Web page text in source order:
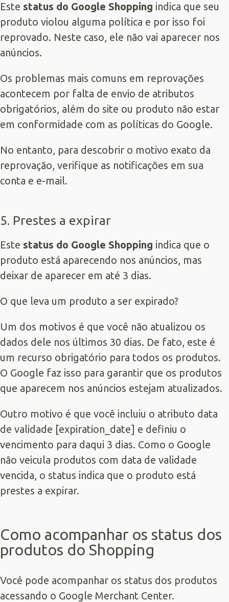
Este status do Google Shopping indica que seu
produto violou alguma política e por isso foi
reprovado. Neste caso, ele não vai aparecer nos
anúncios.
Os problemas mais comuns em reprovações
acontecem por falta de envio de atributos
obrigatórios, além do site ou produto não estar
em conformidade com as políticas do Google.
No entanto, para descobrir o motivo exato da
reprovação, verifique as notificações em sua
conta e e-mail.
5. Prestes a expirar
Este status do Google Shopping indica que o
produto está aparecendo nos anúncios, mas
deixar de aparecer em até 3 dias.
O que leva um produto a ser expirado?
Um dos motivos é que você não atualizou os
dados dele nos últimos 30 dias. De fato, este é
um recurso obrigatório para todos os produtos.
O Google faz isso para garantir que os produtos
que aparecem nos anúncios estejam atualizados.
Outro motivo é que você incluiu o atributo data
de validade [expiration_date] e definiu o
vencimento para daqui 3 dias. Como o Google
não veicula produtos com data de validade
vencida, o status indica que o produto está
prestes a expirar.
Como acompanhar os status dos
produtos do Shopping
Você pode acompanhar os status dos produtos
acessando o Google Merchant Center.